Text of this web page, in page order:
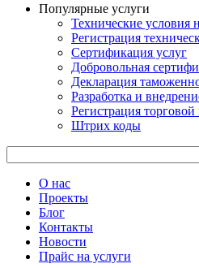
Популярные услуги
Технические условия
Регистрация
Сертификация услуг
Добровольная
Декларация
Разработка и
Регистрация торговой
Штрих коды
О нас
Проекты
Блог
Контакты
Новости
Прайс на услуги